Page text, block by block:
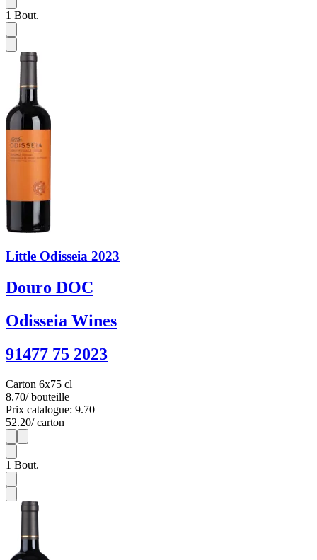
1 Bout.
Little Odisseia 2023
Douro DOC
Odisseia Wines
91477 75 2023
Carton 6x75 cl
8.70/ bouteille
Prix catalogue: 9.70
52.20/ carton
1
1 Bout.